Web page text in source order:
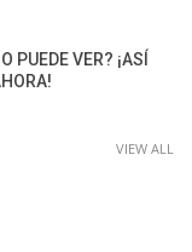
PUEDE VER? ¡ASÍ
VIEW ALL